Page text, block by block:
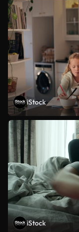
iStock
iStock